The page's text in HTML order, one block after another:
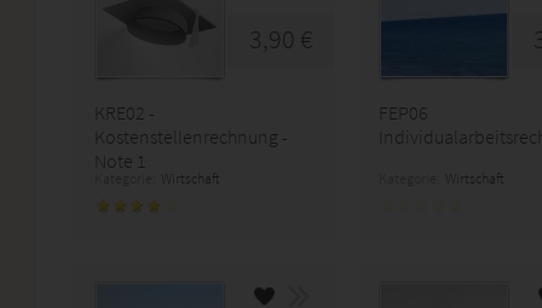
3,90 €
KRE02 -
Kostenstellenrechnung -
Note 1
Wirtschaft
FEP06
Wirtschaft